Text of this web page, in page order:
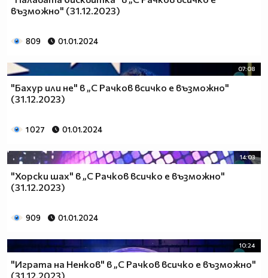
възможно" (31.12.2023)
809 01.01.2024
07:08
"Бахур или не" в „С Рачков всичко е възможно"
(31.12.2023)
1 027 01.01.2024
14:03
"Хорски шах" в „С Рачков всичко е възможно"
(31.12.2023)
909 01.01.2024
10:24
"Играта на Ненков" в „С Рачков всичко е възможно"
(31.12.2023)